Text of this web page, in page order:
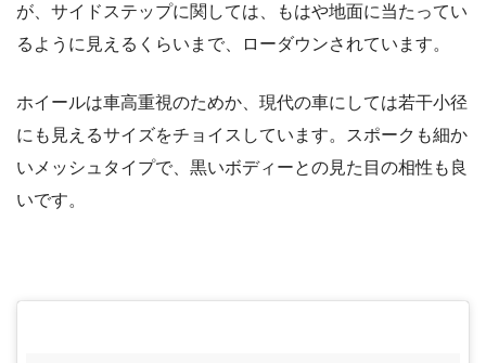
が、サイドステップに関しては、もはや地面に当たってい
るように見えるくらいまで、ローダウンされています。
ホイールは車高重視のためか、現代の車にしては若干小径
にも見えるサイズをチョイスしています。スポークも細か
いメッシュタイプで、黒いボディーとの見た目の相性も良
いです。